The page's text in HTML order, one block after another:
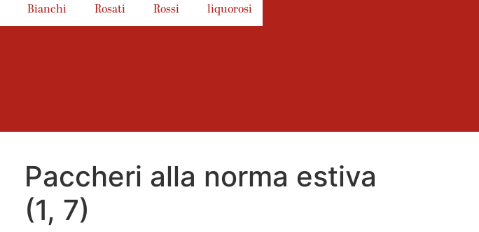
Bianchi Rosati Rossi liquorosi
Paccheri alla norma estiva
(1, 7)